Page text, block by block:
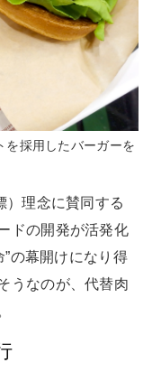
を採用したバーガーを
）理念に賛同する
ドの開発が活発化
”の幕開けになり得
うなのが、代替肉